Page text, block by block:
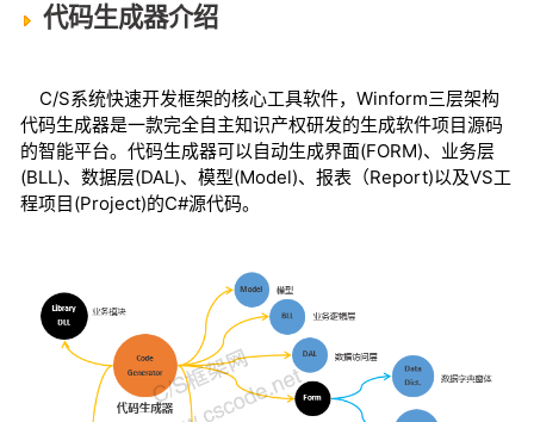
代码生成器介绍
C/S系统快速开发框架的核心工具软件，Winform三层架构
代码生成器是一款完全自主知识产权研发的生成软件项目源码
的智能平台。代码生成器可以自动生成界面(FORM)、业务层
(BLL)、数据层(DAL)、模型(Model)、报表（Report)以及VS工
程项目(Project)的C#源代码。